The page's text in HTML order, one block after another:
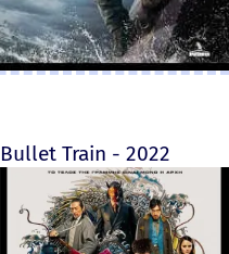
Brooklyn -
Bullet Train - 2022